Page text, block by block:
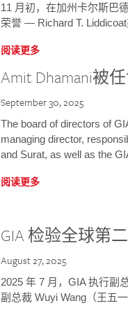
11 月初，在加州卡尔斯巴
荣誉 — Richard T. Liddicoat
阅读更多
Amit Dhamani被
September 30, 2025
The board of directors of
managing director,
and Surat, as well as the
阅读更多
GIA 检验全球第
August 27, 2025
2025 年 7 月，GIA 执行副
副总裁 Wuyi Wang（王五